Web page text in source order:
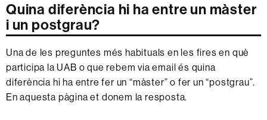
Quina diferència hi ha entre un màster
i un postgrau?
Una de les preguntes més habituals en les fires en què
participa la UAB o que rebem via email és quina
diferència hi ha entre fer un “màster” o fer un “postgrau”.
En aquesta pàgina et donem la resposta.